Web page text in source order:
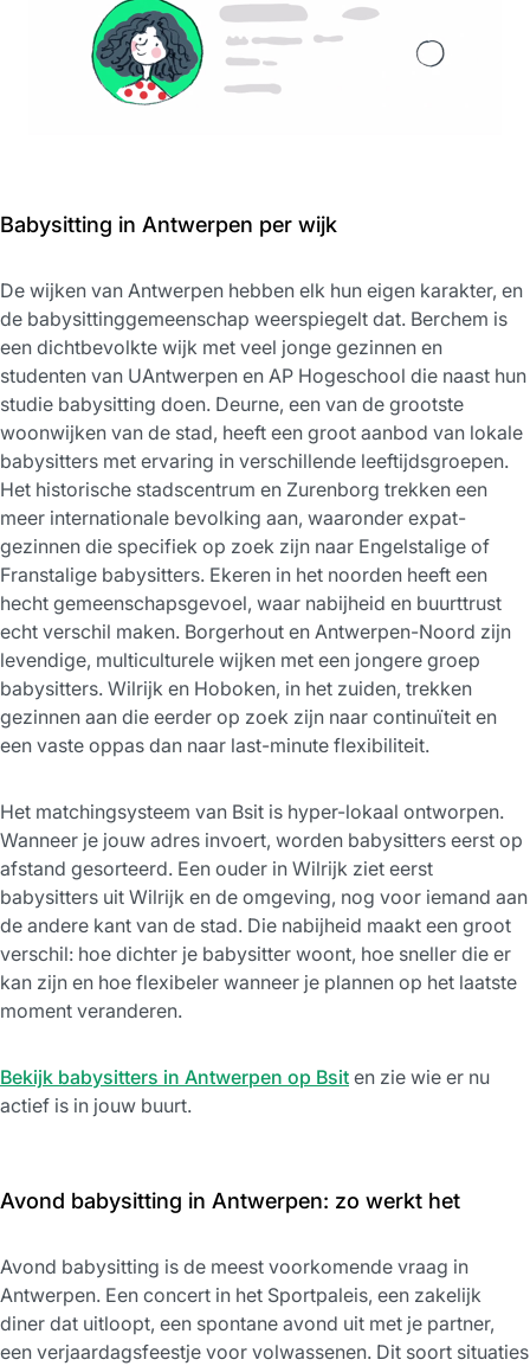
Babysitting in Antwerpen per wijk
De wijken van Antwerpen hebben elk hun eigen karakter, en
de babysittinggemeenschap weerspiegelt dat. Berchem is
een dichtbevolkte wijk met veel jonge gezinnen en
studenten van UAntwerpen en AP Hogeschool die naast hun
studie babysitting doen. Deurne, een van de grootste
woonwijken van de stad, heeft een groot aanbod van lokale
babysitters met ervaring in verschillende leeftijdsgroepen.
Het historische stadscentrum en Zurenborg trekken een
meer internationale bevolking aan, waaronder expat-
gezinnen die specifiek op zoek zijn naar Engelstalige of
Franstalige babysitters. Ekeren in het noorden heeft een
hecht gemeenschapsgevoel, waar nabijheid en buurttrust
echt verschil maken. Borgerhout en Antwerpen-Noord zijn
levendige, multiculturele wijken met een jongere groep
babysitters. Wilrijk en Hoboken, in het zuiden, trekken
gezinnen aan die eerder op zoek zijn naar continuïteit en
een vaste oppas dan naar last-minute flexibiliteit.
Het matchingsysteem van Bsit is hyper-lokaal ontworpen.
Wanneer je jouw adres invoert, worden babysitters eerst op
afstand gesorteerd. Een ouder in Wilrijk ziet eerst
babysitters uit Wilrijk en de omgeving, nog voor iemand aan
de andere kant van de stad. Die nabijheid maakt een groot
verschil: hoe dichter je babysitter woont, hoe sneller die er
kan zijn en hoe flexibeler wanneer je plannen op het laatste
moment veranderen.
Bekijk babysitters in Antwerpen op Bsit en zie wie er nu
actief is in jouw buurt.
Avond babysitting in Antwerpen: zo werkt het
Avond babysitting is de meest voorkomende vraag in
Antwerpen. Een concert in het Sportpaleis, een zakelijk
diner dat uitloopt, een spontane avond uit met je partner,
een verjaardagsfeestje voor volwassenen. Dit soort situaties